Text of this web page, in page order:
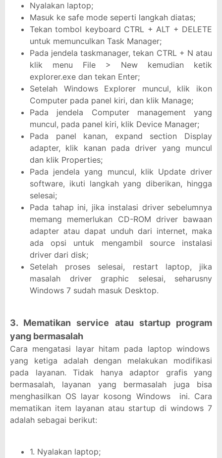
Nyalakan laptop;
Masuk ke safe mode seperti langkah diatas;
Tekan tombol keyboard CTRL + ALT + DELETE
untuk memunculkan Task Manager;
Pada jendela taskmanager, tekan CTRL + N atau
klik menu File > New kemudian ketik
explorer.exe dan tekan Enter;
Setelah Windows Explorer muncul, klik ikon
Computer pada panel kiri, dan klik Manage;
Pada jendela Computer management yang
muncul, pada panel kiri, klik Device Manager;
Pada panel kanan, expand section Display
adapter, klik kanan pada driver yang muncul
dan klik Properties;
Pada jendela yang muncul, klik Update driver
software, ikuti langkah yang diberikan, hingga
selesai;
Pada tahap ini, jika instalasi driver sebelumnya
memang memerlukan CD-ROM driver bawaan
adapter atau dapat unduh dari internet, maka
ada opsi untuk mengambil source instalasi
driver dari disk;
Setelah proses selesai, restart laptop, jika
masalah driver graphic selesai, seharusny
Windows 7 sudah masuk Desktop.
3. Mematikan service atau startup program
yang bermasalah
Cara mengatasi layar hitam pada laptop windows
yang ketiga adalah dengan melakukan modifikasi
pada layanan. Tidak hanya adaptor grafis yang
bermasalah, layanan yang bermasalah juga bisa
menghasilkan OS layar kosong Windows ini. Cara
mematikan item layanan atau startup di windows 7
adalah sebagai berikut:
1. Nyalakan laptop;